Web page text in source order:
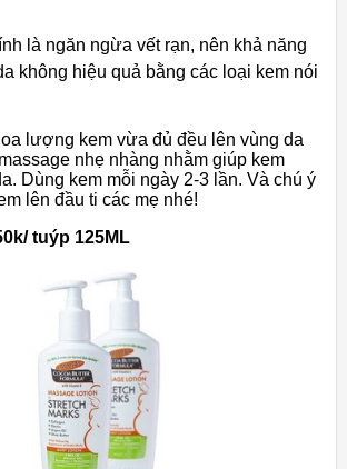
là ngăn ngừa vết rạn, nên khả năng
không hiệu quả bằng các loại kem nói
lượng kem vừa đủ đều lên vùng da
nhẹ nhàng nhằm giúp kem
Dùng kem mỗi ngày 2-3 lần. Và chú ý
lên đầu ti các mẹ nhé!
tuýp 125ML